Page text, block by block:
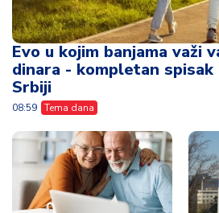
Evo u kojim banjama važi
dinara - kompletan spisak
Srbiji
08:59 Tema dana